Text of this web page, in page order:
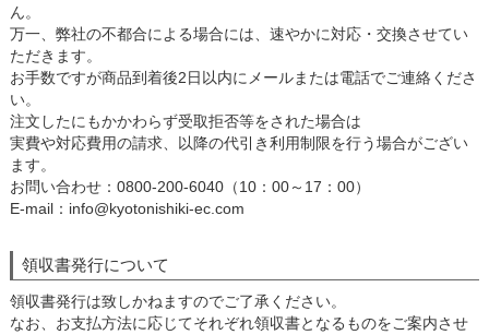
ん。
万一、弊社の不都合による場合には、速やかに対応・交換させてい
ただきます。
お手数ですが商品到着後2日以内にメールまたは電話でご連絡くださ
い。
注文したにもかかわらず受取拒否等をされた場合は
実費や対応費用の請求、以降の代引き利用制限を行う場合がござい
ます。
お問い合わせ：0800-200-6040（10：00～17：00）
E-mail：info@kyotonishiki-ec.com
領収書発行について
領収書発行は致しかねますのでご了承ください。
なお、お支払方法に応じてそれぞれ領収書となるものをご案内させ